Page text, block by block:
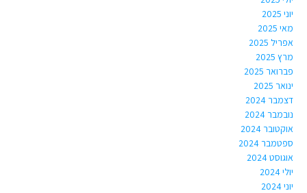
יוני 2025
מאי 2025
אפריל 2025
מרץ 2025
פברואר 2025
ינואר 2025
דצמבר 2024
נובמבר 2024
אוקטובר 2024
ספטמבר 2024
אוגוסט 2024
יולי 2024
יוני 2024